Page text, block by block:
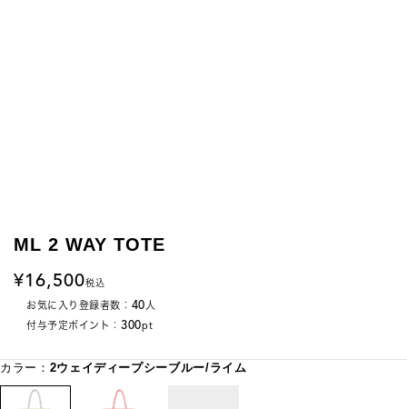
ML 2 WAY TOTE
16,500税込
お気に入り登録者数： 40人
付与予定ポイント： 300pt
カラー： 2ウェイディープシーブルー/ライム